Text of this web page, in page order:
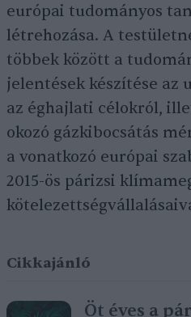
európai tudományos
létrehozása. A
többek között a
jelentések készítése az
az éghajlati célokról,
okozó gázkibocsátás
a vonatkozó európai
2015-ös párizsi
Cikkajánló
Öt éves a